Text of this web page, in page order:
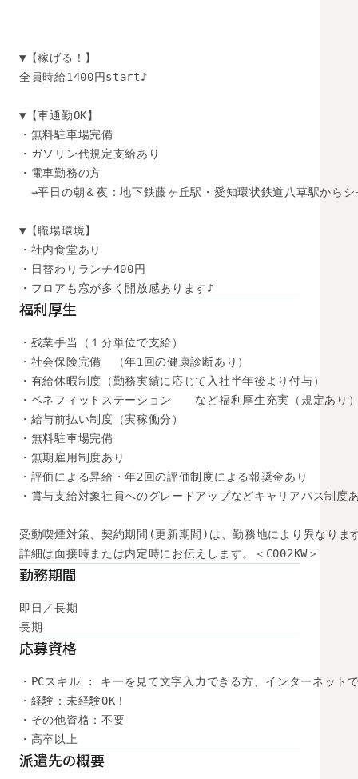
▼【稼げる！】
全員時給1400円start♪
▼【車通勤OK】
・無料駐車場完備
・ガソリン代規定支給あり
・電車勤務の方
→平日の朝＆夜：地下鉄藤ヶ丘駅・愛知環状鉄道八草駅から
▼【職場環境】
・社内食堂あり
・日替わりランチ400円
・フロアも窓が多く開放感あります♪
福利厚生
・残業手当（１分単位で支給）
・社会保険完備　（年1回の健康診断あり）
・有給休暇制度（勤務実績に応じて入社半年後より付与）
・ベネフィットステーション　　など福利厚生充実（規定あり
・給与前払い制度（実稼働分）
・無料駐車場完備
・無期雇用制度あり
・評価による昇給・年2回の評価制度による報奨金あり
・賞与支給対象社員へのグレードアップなどキャリアパス制度
受動喫煙対策、契約期間(更新期間)は、勤務地により異なりま
詳細は面接時または内定時にお伝えします。＜C002KW＞
勤務期間
即日／長期
長期
応募資格
・PCスキル : キーを見て文字入力できる方、インターネット
・経験：未経験OK！
・その他資格：不要
・高卒以上
派遣先の概要